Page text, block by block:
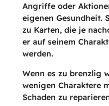
Angriffe oder
eigenen Gesundheit.
zu Karten, die je
er auf seinem
werden.
Wenn es zu brenzlig
wenigen Charaktere
Schaden zu